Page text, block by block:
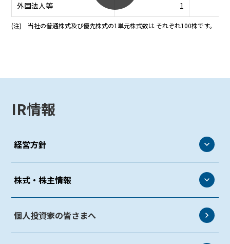
外国法人等 1
(注) 当社の普通株式及び優先株式の1単元株式数は それぞれ100株です。
IR情報
経営方針
経営方針
トップメッセージ
株主・投資家とのコミュニケーション
株式・株主情報
株式・株主情報
株式情報
個人投資家の皆さまへ